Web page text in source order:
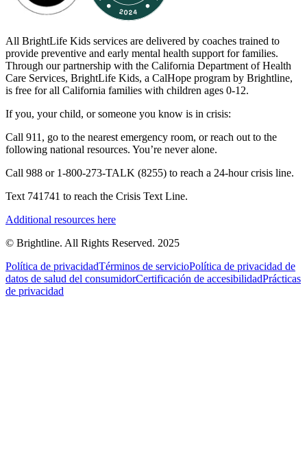
All BrightLife Kids services are delivered by coaches trained to
provide preventive and early mental health support for families.
Through our partnership with the California Department of Health
Care Services, BrightLife Kids, a CalHope program by Brightline,
is free for all California families with children ages 0-12.
If you, your child, or someone you know is in crisis:
Call 911, go to the nearest emergency room, or reach out to the
following national resources. You’re never alone.
Call 988 or 1-800-273-TALK (8255) to reach a 24-hour crisis line.
Text 741741 to reach the Crisis Text Line.
Additional resources here
© Brightline. All Rights Reserved. 2025
Política de privacidadTérminos de servicioPolítica de privacidad de
datos de salud del consumidorCertificación de accesibilidadPrácticas
de privacidad